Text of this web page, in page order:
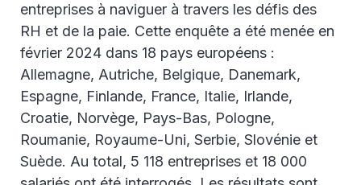
entreprises à naviguer à travers les défis des
RH et de la paie. Cette enquête a été menée en
février 2024 dans 18 pays européens :
Allemagne, Autriche, Belgique, Danemark,
Espagne, Finlande, France, Italie, Irlande,
Croatie, Norvège, Pays-Bas, Pologne,
Roumanie, Royaume-Uni, Serbie, Slovénie et
Suède. Au total, 5 118 entreprises et 18 000